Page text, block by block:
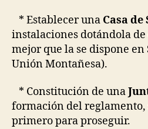
* Establecer una Casa de
instalaciones dotándola
mejor que la se dispone en
Unión Montañesa).
* Constitución de una
formación del
primero para proseguir.